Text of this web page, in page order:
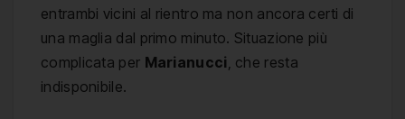
entrambi vicini al rientro ma non ancora certi di
una maglia dal primo minuto. Situazione più
complicata per Marianucci, che resta
indisponibile.